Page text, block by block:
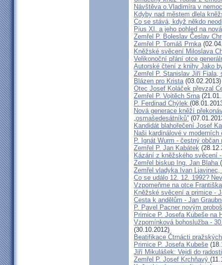
Návštěva o.Vladimíra v
Kdyby nad městem dlela
Co se stává, když někdo
Pius XI. a jeho pohled na
Zemřel P. Boleslav Česlav
Zemřel P. Tomáš Prnka
Kněžské svěcení Miloslava
Velikonoční přání otce
Autorské čtení z knihy Jako
Zemřel P. Stanislav Jiří Fiala,
Blázen pro Krista(03.02.2013)
Otec Josef Koláček převzal
Zemřel P. Vojtěch Srna
P. Ferdinad Chýlek
Nová generace kněží
„osmašedesátníků”
Kandidát blahořečení Josef
Naši kardinálové v
P. Ignát Wurm - čestný
Zemřel P. Jan Kabátek
Kázání z kněžského svěcení
Zemřel biskup Ing. Jan Blaha
Zemřel vladyka Ivan
Co se událo 12. 12. 1992?
Vzpomeňme na otce
Kněžské svěcení a primice -
Cesta k andělům - Jan
P. Pavel Pacner novým
Primice P. Josefa Kubeše na
Vzpomínková bohoslužba -
(30.10.2012)
Beatifikace Čtrnácti
Primice P. Josefa Kubeše
Jiří Mikulášek: Vejdi do
Zemřel P. Josef Krchňavý